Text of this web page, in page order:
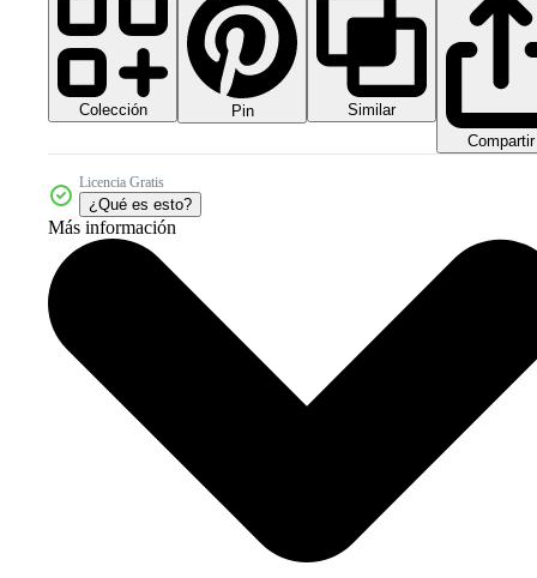
Colección Pin
Similar
Compartir
Licencia Gratis
¿Qué es esto?
Más información